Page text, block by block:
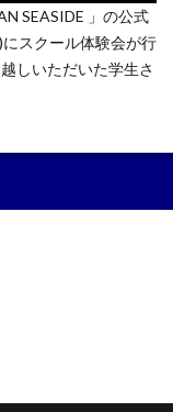
SEASIDE 」の公式
スクール体験会が行
しいただいた学生さ